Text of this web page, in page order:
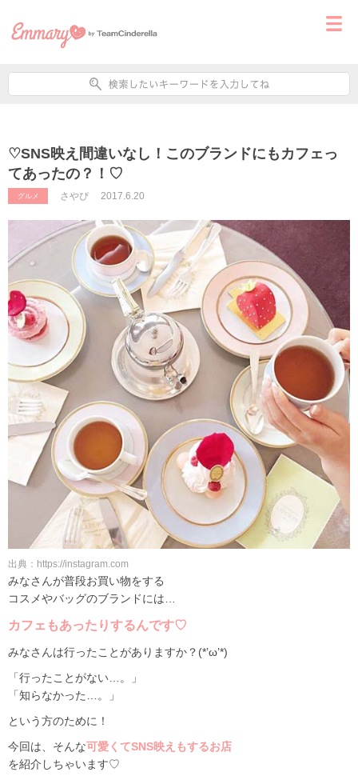
♡SNS映え間違いなし！このブランドにもカフェっ
てあったの？！♡
グルメ さやぴ 2017.6.20
出典：https://instagram.com
みなさんが普段お買い物をする
コスメやバッグのブランドには…
カフェもあったりするんです♡
みなさんは行ったことがありますか？(*’ω’*)
「行ったことがない…。」
「知らなかった…。」
という方のために！
今回は、そんな可愛くてSNS映えもするお店
を紹介しちゃいます♡